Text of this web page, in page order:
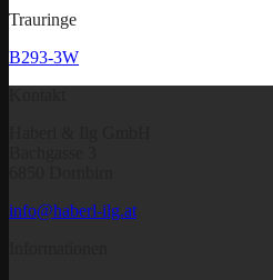
Trauringe
B293-3W
info@haberl-ilg.at